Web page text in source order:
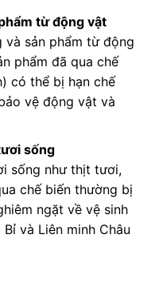
từ động vật
và sản phẩm từ động
phẩm đã qua chế
có thể bị hạn chế
vệ động vật và
sống
sống như thịt tươi,
chế biến thường bị
ngặt về vệ sinh
và Liên minh Châu